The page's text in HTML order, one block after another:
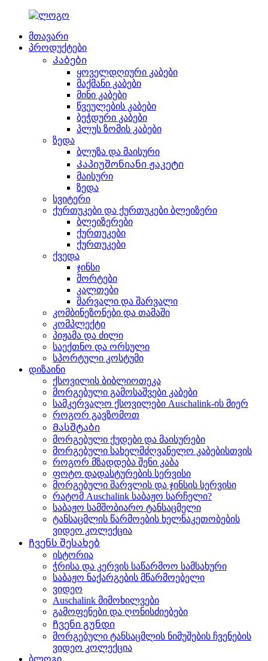
მთავარი
პროდუქტები
Კაბები
ყოველდღიური კაბები
მაქმანი კაბები
მინი კაბები
წვეულების კაბები
ბეჭდური კაბები
პლუს ზომის კაბები
ზედა
ბლუზა და მაისური
Კაპიუშონიანი ჟაკეტი
მაისური
ზედა
სვიტერი
ქურთუკები და ქურთუკები ბლეიზერი
ბლეიზერები
ქურთუკები
ქურთუკები
ქვედა
ჯინსი
შორტები
კალთები
შარვალი და შარვალი
კომბინეზონები და თამაში
კომპლექტი
პიჟამა და ძილი
საექთნო და ორსული
სპორტული კოსტუმი
დიზაინი
ქსოვილის ბიბლიოთეკა
მორგებული გამოსაშვები კაბები
სამკერვალო ქსოვილები Auschalink-ის მიერ
როგორ გავზომოთ
Მასშტაბი
მორგებული ქუდები და მაისურები
მორგებული სახელმძღვანელო კაბებისთვის
როგორ მზადდება შენი კაბა
ფოტო დადასტურების სერვისი
მორგებული შარვლის და ჯინსის სერვისი
რატომ Auschalink საბაჟო სარჩელი?
საბაჟო სამშობიარო ტანსაცმელი
ტანსაცმლის წარმოების ხელნაკეთობების
ვიდეო კოლექცია
Ჩვენს შესახებ
ისტორია
ჭრისა და კერვის საწარმოო სამსახური
საბაჟო ნაქარგების მწარმოებელი
ვიდეო
Auschalink მიმოხილვები
გამოფენები და ღონისძიებები
Ჩვენი გუნდი
მორგებული ტანსაცმლის ნიმუშების ჩვენების
ვიდეო კოლექცია
ბლოგი